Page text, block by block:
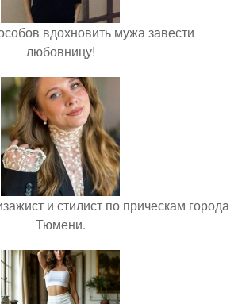
вдохновить мужа завести
любовницу!
и стилист по прическам города
Тюмени.